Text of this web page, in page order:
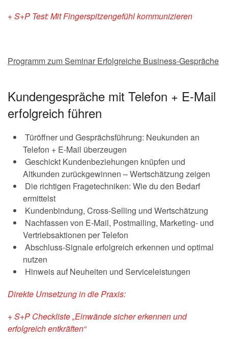
+ S+P Test: Mit Fingerspitzengefühl kommunizieren
Programm zum Seminar Erfolgreiche Business-Gespräche
Kundengespräche mit Telefon + E-Mail
erfolgreich führen
Türöffner und Gesprächsführung: Neukunden an
Telefon + E-Mail überzeugen
Geschickt Kundenbeziehungen knüpfen und
Altkunden zurückgewinnen – Wertschätzung zeigen
Die richtigen Fragetechniken: Wie du den Bedarf
ermittelst
Kundenbindung, Cross-Selling und Wertschätzung
Nachfassen von E-Mail, Postmailing, Marketing- und
Vertriebsaktionen per Telefon
Abschluss-Signale erfolgreich erkennen und optimal
nutzen
Hinweis auf Neuheiten und Serviceleistungen
Direkte Umsetzung in die Praxis:
+ S+P Checkliste „Einwände sicher erkennen und
erfolgreich entkräften“